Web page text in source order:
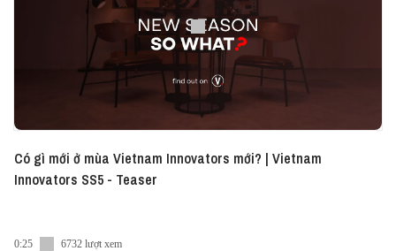
https://www.amazon.com/AmazonBasics-USB-C-
Certified/dp/B085SB6RSN/
#Vietcetera_Podcast #Vietnam_Innovators_EN
Có gì mới ở mùa Vietnam Innovators mới? | Vietnam
Innovators SS5 - Teaser
0:25 6732 lượt xem